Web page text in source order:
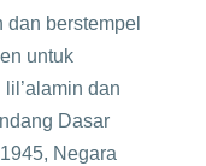
berstempel
untuk
dan
Dasar
Negara